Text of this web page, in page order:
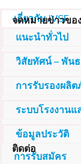
จดหมายข่าวขอ
ติดต่อ
เกี่ยวกับ JVSF
แนะนำทั่วไป
วิสัยทัศน์ – พัน
การรับรองผลิ
ระบบโรงงาน
ข้อมูลประวัติ
การรับสมัคร